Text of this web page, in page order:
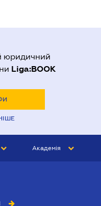
юридичний
Liga:BOOK
Академія